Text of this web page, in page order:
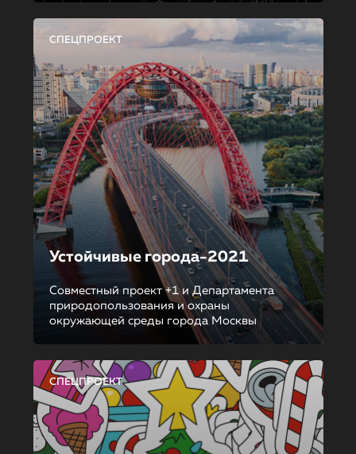
СПЕЦПРОЕКТ
Устойчивые города-2021
Совместный проект +1 и Департамента
природопользования и охраны
окружающей среды города Москвы
СПЕЦПРОЕКТ